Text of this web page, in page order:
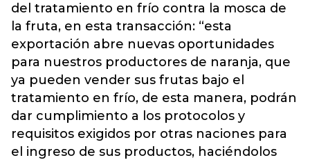
del tratamiento en frío contra la mosca de
la fruta, en esta transacción: “esta
exportación abre nuevas oportunidades
para nuestros productores de naranja, que
ya pueden vender sus frutas bajo el
tratamiento en frío, de esta manera, podrán
dar cumplimiento a los protocolos y
requisitos exigidos por otras naciones para
el ingreso de sus productos, haciéndolos